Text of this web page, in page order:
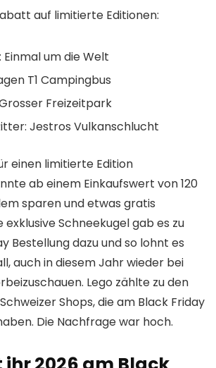
auf limitierte Editionen:
Einmal um die Welt
T1 Campingbus
Freizeitpark
Jestros Vulkanschlucht
einen limitierte Edition
ab einem Einkaufswert von 120
sparen und etwas gratis
exklusive Schneekugel gab es zu
Bestellung dazu und so lohnt es
auch in diesem Jahr wieder bei
Lego zählte zu den
Shops, die am Black Friday
Die Nachfrage war hoch.